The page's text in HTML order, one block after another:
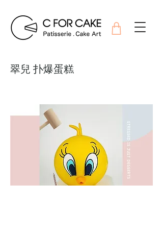
翠兒 扑爆蛋糕